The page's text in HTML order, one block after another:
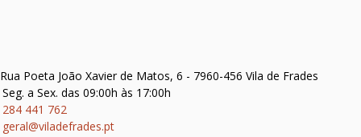
Poeta João Xavier de Matos, 6 - 7960-456 Vila de Frades
Seg. a Sex. das 09:00h às 17:00h
284 441 762
geral@viladefrades.pt